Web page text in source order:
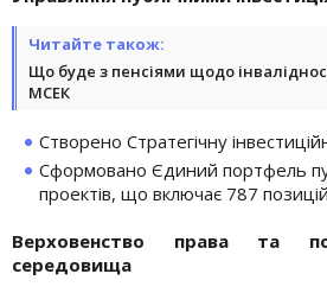
Читайте також:
Що буде з пенсіями щодо
МСЕК
Створено Стратегічну
Сформовано Єдиний портфель
проектів, що включає 787
Верховенство права та
середовища